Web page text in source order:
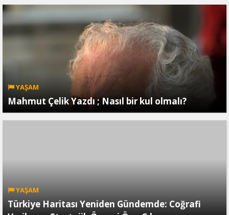
YAŞAM
Mahmut Çelik Yazdı ; Nasıl bir kul olmalı?
YAŞAM
Türkiye Haritası Yeniden Gündemde: Coğrafi